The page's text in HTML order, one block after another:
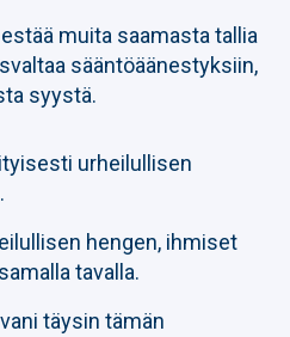
muita saamasta tallia
sääntöäänestyksiin,
syystä.
urheilullisen
hengen, ihmiset
tavalla.
täysin tämän